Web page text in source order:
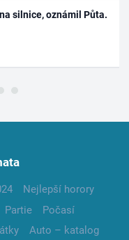
silnice, oznámil Půta.
Nejlepší horory
Partie
Počasí
Auto – katalog